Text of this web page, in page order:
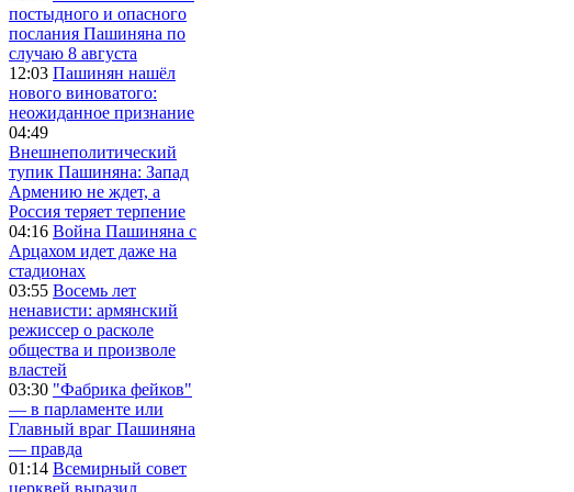
постыдного и опасного
послания Пашиняна по
случаю 8 августа
12:03 Пашинян нашёл
нового виноватого:
неожиданное признание
04:49
Внешнеполитический
тупик Пашиняна: Запад
Армению не ждет, а
Россия теряет терпение
04:16 Война Пашиняна с
Арцахом идет даже на
стадионах
03:55 Восемь лет
ненависти: армянский
режиссер о расколе
общества и произволе
властей
03:30 "Фабрика фейков"
— в парламенте или
Главный враг Пашиняна
— правда
01:14 Всемирный совет
церквей выразил